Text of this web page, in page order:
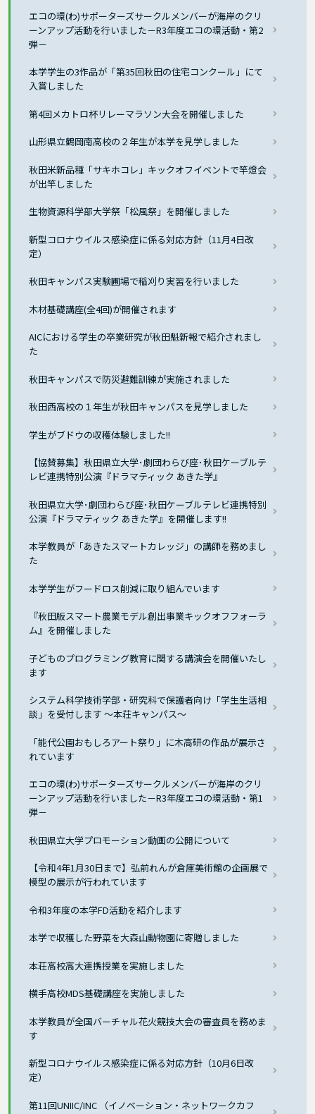
エコの環(わ)サポーターズサークルメンバーが海岸のクリ
ーンアップ活動を行いました－R3年度エコの環活動・第2
弾－
本学学生の3作品が「第35回秋田の住宅コンクール」にて
入賞しました
第4回メカトロ杯リレーマラソン大会を開催しました
山形県立鶴岡南高校の２年生が本学を見学しました
秋田米新品種「サキホコレ」キックオフイベントで竿燈会
が出竿しました
生物資源科学部大学祭「松風祭」を開催しました
新型コロナウイルス感染症に係る対応方針（11月4日改
定）
秋田キャンパス実験圃場で稲刈り実習を行いました
木材基礎講座(全4回)が開催されます
AICにおける学生の卒業研究が秋田魁新報で紹介されまし
た
秋田キャンパスで防災避難訓練が実施されました
秋田西高校の１年生が秋田キャンパスを見学しました
学生がブドウの収穫体験しました!!
【協賛募集】秋田県立大学･劇団わらび座･秋田ケーブルテ
レビ連携特別公演『ドラマティック あきた学』
秋田県立大学･劇団わらび座･秋田ケーブルテレビ連携特別
公演『ドラマティック あきた学』を開催します!!
本学教員が「あきたスマートカレッジ」の講師を務めまし
た
本学学生がフードロス削減に取り組んでいます
『秋田版スマート農業モデル創出事業キックオフフォーラ
ム』を開催しました
子どものプログラミング教育に関する講演会を開催いたし
ます
システム科学技術学部・研究科で保護者向け「学生生活相
談」を受付します ～本荘キャンパス～
「能代公園おもしろアート祭り」に木高研の作品が展示さ
れています
エコの環(わ)サポーターズサークルメンバーが海岸のクリ
ーンアップ活動を行いました－R3年度エコの環活動・第1
弾－
秋田県立大学プロモーション動画の公開について
【令和4年1月30日まで】弘前れんが倉庫美術館の企画展で
模型の展示が行われています
令和3年度の本学FD活動を紹介します
本学で収穫した野菜を大森山動物園に寄贈しました
本荘高校高大連携授業を実施しました
横手高校MDS基礎講座を実施しました
本学教員が全国バーチャル花火競技大会の審査員を務めま
す
新型コロナウイルス感染症に係る対応方針（10月6日改
定）
第11回UNIIC/INC （イノベーション・ネットワークカフ